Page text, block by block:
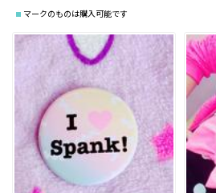
マークのものは購入可能です